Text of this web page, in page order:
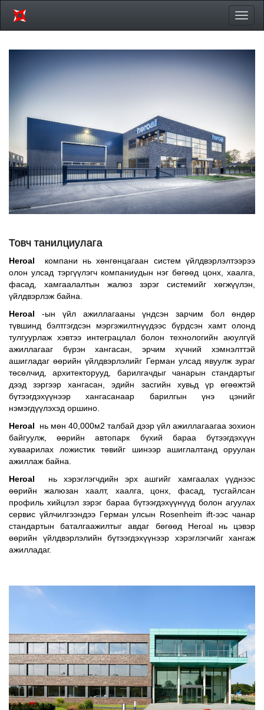
Товч танилциулага
Heroal
компани нь хөнгөнцагаан систем үйлдвэрлэлтээрээ
олон улсад тэргүүлэгч компаниудын нэг бөгөөд цонх, хаалга,
фасад, хамгаалалтын жалюз зэрэг системийг хөгжүүлэн,
үйлдвэрлэж байна.
Heroal
-ын үйл ажиллагааны үндсэн зарчим бол өндөр
түвшинд бэлтгэгдсэн мэргэжилтнүүдээс бүрдсэн хамт олонд
тулгуурлаж хэвтээ интеграцлал болон технологийн аюулгүй
ажиллагааг бүрэн хангасан, эрчим хүчний хэмнэлттэй
ашигладаг өөрийн үйлдвэрлэлийг Герман улсад явуулж зураг
төсөлчид, архитекторууд, барилгачдыг чанарын стандартыг
дээд зэргээр хангасан, эдийн засгийн хувьд үр өгөөжтэй
бүтээгдэхүүнээр хангасанаар барилгын үнэ цэнийг
нэмэгдүүлэхэд оршино.
Heroal
нь мөн 40,000м2 талбай дээр үйл ажиллагаагаа зохион
байгуулж, өөрийн автопарк бүхий бараа бүтээгдэхүүн
хуваарилах ложистик төвийг шинээр ашиглалтанд оруулан
ажиллаж байна.
Heroal
нь хэрэглэгчдийн эрх ашгийг хамгаалах үүднээс
өөрийн жалюзан хаалт, хаалга, цонх, фасад, тусгайлсан
профиль хийцлэл зэрэг бараа бүтээгдэхүүнүүд болон агуулах
сервис үйлчилгээндээ Герман улсын Rosenheim ift-ээс чанар
стандартын баталгаажилтыг авдаг бөгөөд Heroal нь цэвэр
өөрийн үйлдвэрлэлийн бүтээгдэхүүнээр хэрэглэгчийг хангаж
ажилладаг.